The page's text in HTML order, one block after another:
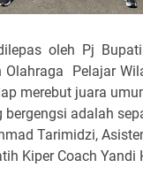
oleh Pj
Pelajar
merebut juara
adalah
Tarimidzi,
Kiper Coach